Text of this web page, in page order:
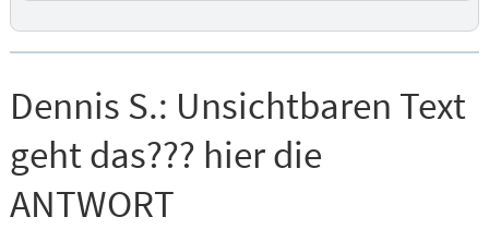
Dennis S.: Unsichtbaren Text
geht das??? hier die
ANTWORT